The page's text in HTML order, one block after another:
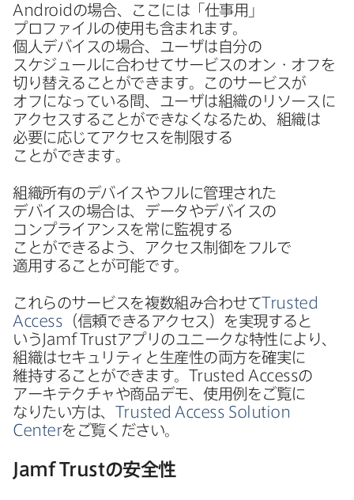
Android の​場合、​ここには​「仕事用」
プロファイルの​使用も​含まれます。​
個人デバイスの​場合、​ユーザは​自分の​
スケジュールに​合わせて​サービスの​オン・オフを​
切り​替える​ことができます。​この​サービスが​
オフに​なっている​間、​ユーザは​組織の​リソースに​
アクセスする​ことができなくなる​ため、​組織は​
必要に​応じて​アクセスを​制限する​
ことができます。
組織所有の​デバイスや​フルに​管理された​
デバイスの​場合は、​データや​デバイスの​
コンプライアンスを​常に​監視する​
ことができるよう、​アクセス制御を​フルで​
適用する​ことが​可能です。
これらの​サービスを​複数組み合わせてTrusted
Access （信頼できる​アクセス）を​実現すると​
いう Jamf Trustアプリの​ユニークな​特性に​より、​
組織は​セキュリティと​生産性の​両方を​確実に​
維持する​ことができます。 Trusted Accessの​
アーキテクチャや​商品デモ、​使用例を​ご覧に​
なりたい方は、 Trusted Access Solution
Centerを​ご覧ください。
Jamf Trustの​安全性